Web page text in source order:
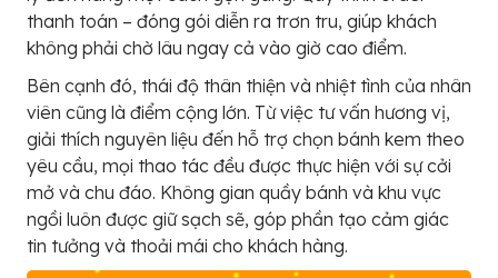
thanh toán – đóng gói diễn ra trơn tru, giúp khách
không phải chờ lâu ngay cả vào giờ cao điểm.
Bên cạnh đó, thái độ thân thiện và nhiệt tình của nhân
viên cũng là điểm cộng lớn. Từ việc tư vấn hương vị,
giải thích nguyên liệu đến hỗ trợ chọn bánh kem theo
yêu cầu, mọi thao tác đều được thực hiện với sự cởi
mở và chu đáo. Không gian quầy bánh và khu vực
ngồi luôn được giữ sạch sẽ, góp phần tạo cảm giác
tin tưởng và thoải mái cho khách hàng.